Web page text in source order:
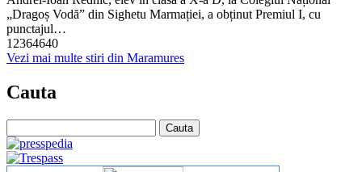
„Dragoș Vodă” din Sighetu Marmației, a obținut Premiul I, cu
punctajul…
12364640
Vezi mai multe stiri din Maramures
Cauta